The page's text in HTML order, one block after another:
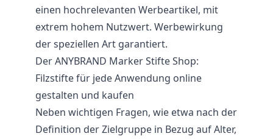
einen hochrelevanten Werbeartikel, mit
extrem hohem Nutzwert. Werbewirkung
der speziellen Art garantiert.
Der ANYBRAND Marker Stifte Shop:
Filzstifte für jede Anwendung online
gestalten und kaufen
Neben wichtigen Fragen, wie etwa nach der
Definition der Zielgruppe in Bezug auf Alter,